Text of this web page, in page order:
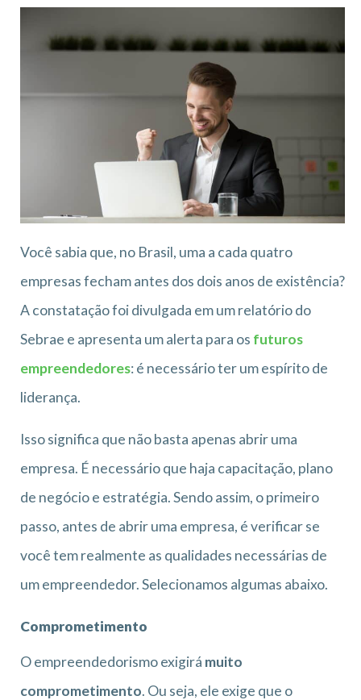
Você sabia que, no Brasil, uma a cada quatro
empresas fecham antes dos dois anos de existência?
A constatação foi divulgada em um relatório do
Sebrae e apresenta um alerta para os futuros
empreendedores: é necessário ter um espírito de
liderança.
Isso significa que não basta apenas abrir uma
empresa. É necessário que haja capacitação, plano
de negócio e estratégia. Sendo assim, o primeiro
passo, antes de abrir uma empresa, é verificar se
você tem realmente as qualidades necessárias de
um empreendedor. Selecionamos algumas abaixo.
Comprometimento
O empreendedorismo exigirá muito
comprometimento. Ou seja, ele exige que o